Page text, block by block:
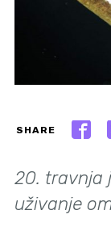
SHARE
20. travnja
uživanje